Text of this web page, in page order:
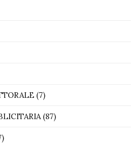
(7)
(87)